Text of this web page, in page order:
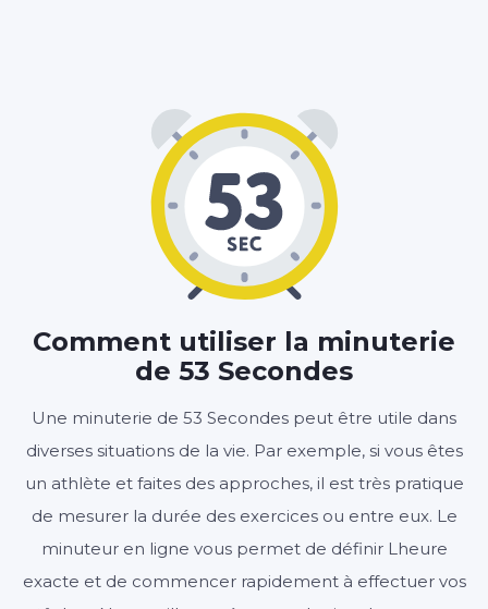
Comment utiliser la minuterie
de 53 Secondes
Une minuterie de 53 Secondes peut être utile dans
diverses situations de la vie. Par exemple, si vous êtes
un athlète et faites des approches, il est très pratique
de mesurer la durée des exercices ou entre eux. Le
minuteur en ligne vous permet de définir Lheure
exacte et de commencer rapidement à effectuer vos
00 : 53